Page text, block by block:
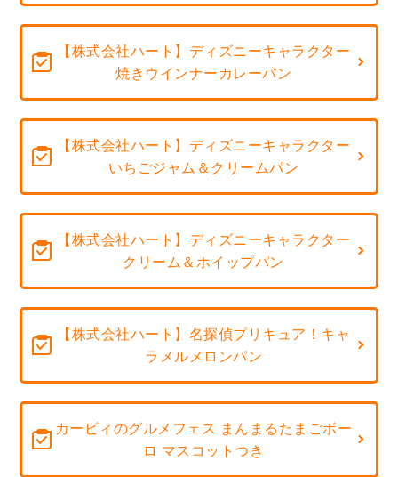
【株式会社ハート】ディズニーキャラクター
焼きウインナーカレーパン
【株式会社ハート】ディズニーキャラクター
いちごジャム＆クリームパン
【株式会社ハート】ディズニーキャラクター
クリーム＆ホイップパン
【株式会社ハート】名探偵プリキュア！キャ
ラメルメロンパン
カービィのグルメフェス まんまるたまごボー
ロ マスコットつき